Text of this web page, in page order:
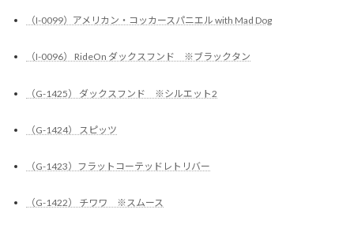
（I-0099）アメリカン・コッカースパニエル with Mad Dog
（I-0096） RideOn ダックスフンド ※ブラックタン
（G-1425） ダックスフンド ※シルエット2
（G-1424） スピッツ
（G-1423）フラットコーテッドレトリバー
（G-1422） チワワ ※スムース